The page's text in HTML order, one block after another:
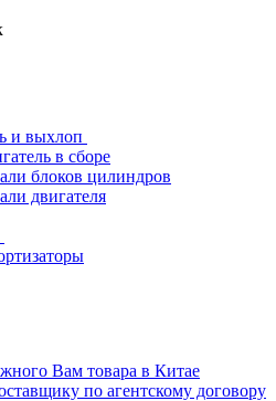
и выхлоп
в сборе
блоков цилиндров
двигателя
Вам товара в Китае
по агентскому договору